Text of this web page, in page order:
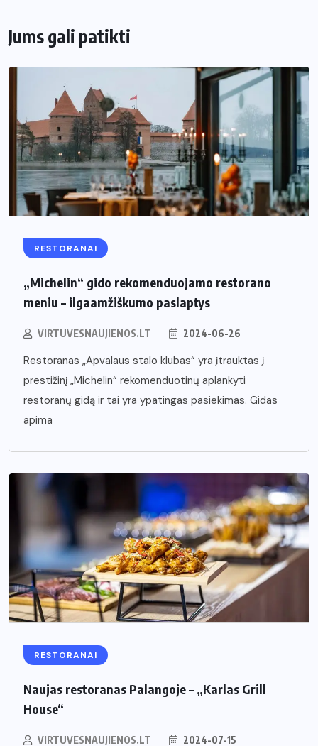
Jums gali patikti
RESTORANAI
„Michelin“ gido rekomenduojamo restorano
meniu – ilgaamžiškumo paslaptys
VIRTUVESNAUJIENOS.LT 2024-06-26
Restoranas „Apvalaus stalo klubas“ yra įtrauktas į
prestižinį „Michelin“ rekomenduotinų aplankyti
restoranų gidą ir tai yra ypatingas pasiekimas. Gidas
apima
RESTORANAI
Naujas restoranas Palangoje – „Karlas Grill
House“
VIRTUVESNAUJIENOS.LT 2024-07-15